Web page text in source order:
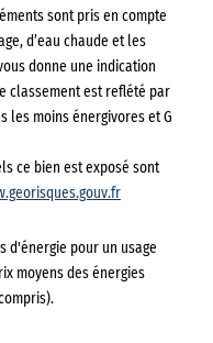
sont pris en compte
d’eau chaude et les
donne une indication
classement est reflété par
les moins énergivores et G
ce bien est exposé sont
d'énergie pour un usage
moyens des énergies